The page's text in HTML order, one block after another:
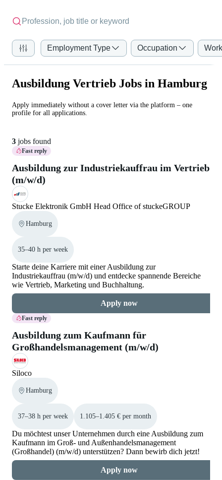
Employment Type Occupation
Ausbildung Vertrieb Jobs in Hamburg
Apply immediately without a cover letter via the platform – one
profile for all applications.
3 jobs found
Fast reply
Ausbildung zur Industriekauffrau im Vertrieb
(m/w/d)
Stucke Elektronik GmbH Head Office of stuckeGROUP
Hamburg
35–40 h per week
Starte deine Karriere mit einer Ausbildung zur
Industriekauffrau (m/w/d) und entdecke spannende Bereiche
wie Vertrieb, Marketing und Buchhaltung.
Apply now
Fast reply
Ausbildung zum Kaufmann für
Großhandelsmanagement (m/w/d)
Siloco
Hamburg
37–38 h per week 1.105–1.405 € per month
Du möchtest unser Unternehmen durch eine Ausbildung zum
Kaufmann im Groß- und Außenhandelsmanagement
(Großhandel) (m/w/d) unterstützen? Dann bewirb dich jetzt!
Apply now